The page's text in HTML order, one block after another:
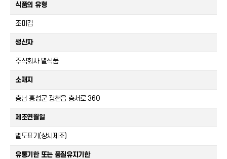
식품의 유형
조미김
생산자
주식회사 별식품
소재지
충남 홍성군 광천읍 충서로 360
제조연월일
별도표기(상시제조)
유통기한 또는 품질유지기한